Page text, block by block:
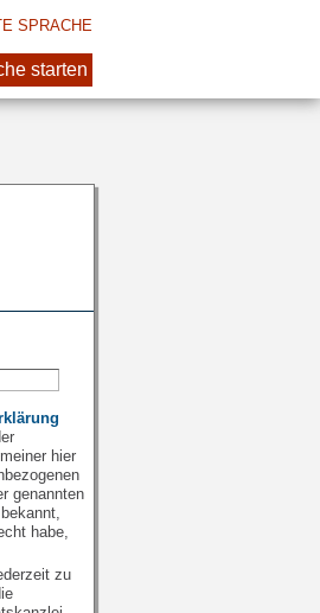
SPRACHE
hier
genannten
habe,
zu